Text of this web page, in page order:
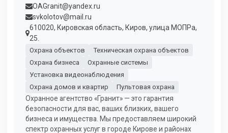
OAGranit@yandex.ru
svkolotov@mail.ru
610020, Кировская область, Киров, улица МОПРа,
25.
Охрана объектов
Техническая охрана объектов
Охрана бизнеса
Охранные системы
Установка видеонаблюдения
Охрана домов и квартир
Пультовая охрана
Охранное агентство «Гранит» — это гарантия
безопасности для вас, ваших близких, вашего
бизнеса и имущества. Мы предоставляем широкий
спектр охранных услуг в городе Кирове и районах